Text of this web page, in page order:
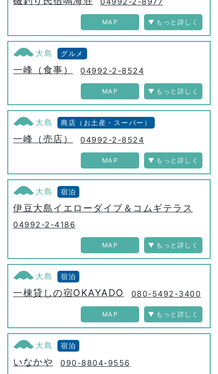
MAP
大島 グルメ
一峰（食事） 04992-2-8524
MAP
大島 商店（お土産・スーパー）
一峰（売店） 04992-2-8524
MAP
大島 宿泊
伊豆大島イエローダイブ＆コムギテラス
04992-2-4186
MAP
大島 宿泊
一棟貸しの宿OKAYADO 080-5492-3400
MAP
大島 宿泊
いなかや 090-8804-9556